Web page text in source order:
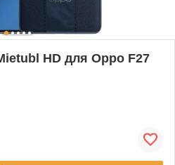
HD для Oppo F27